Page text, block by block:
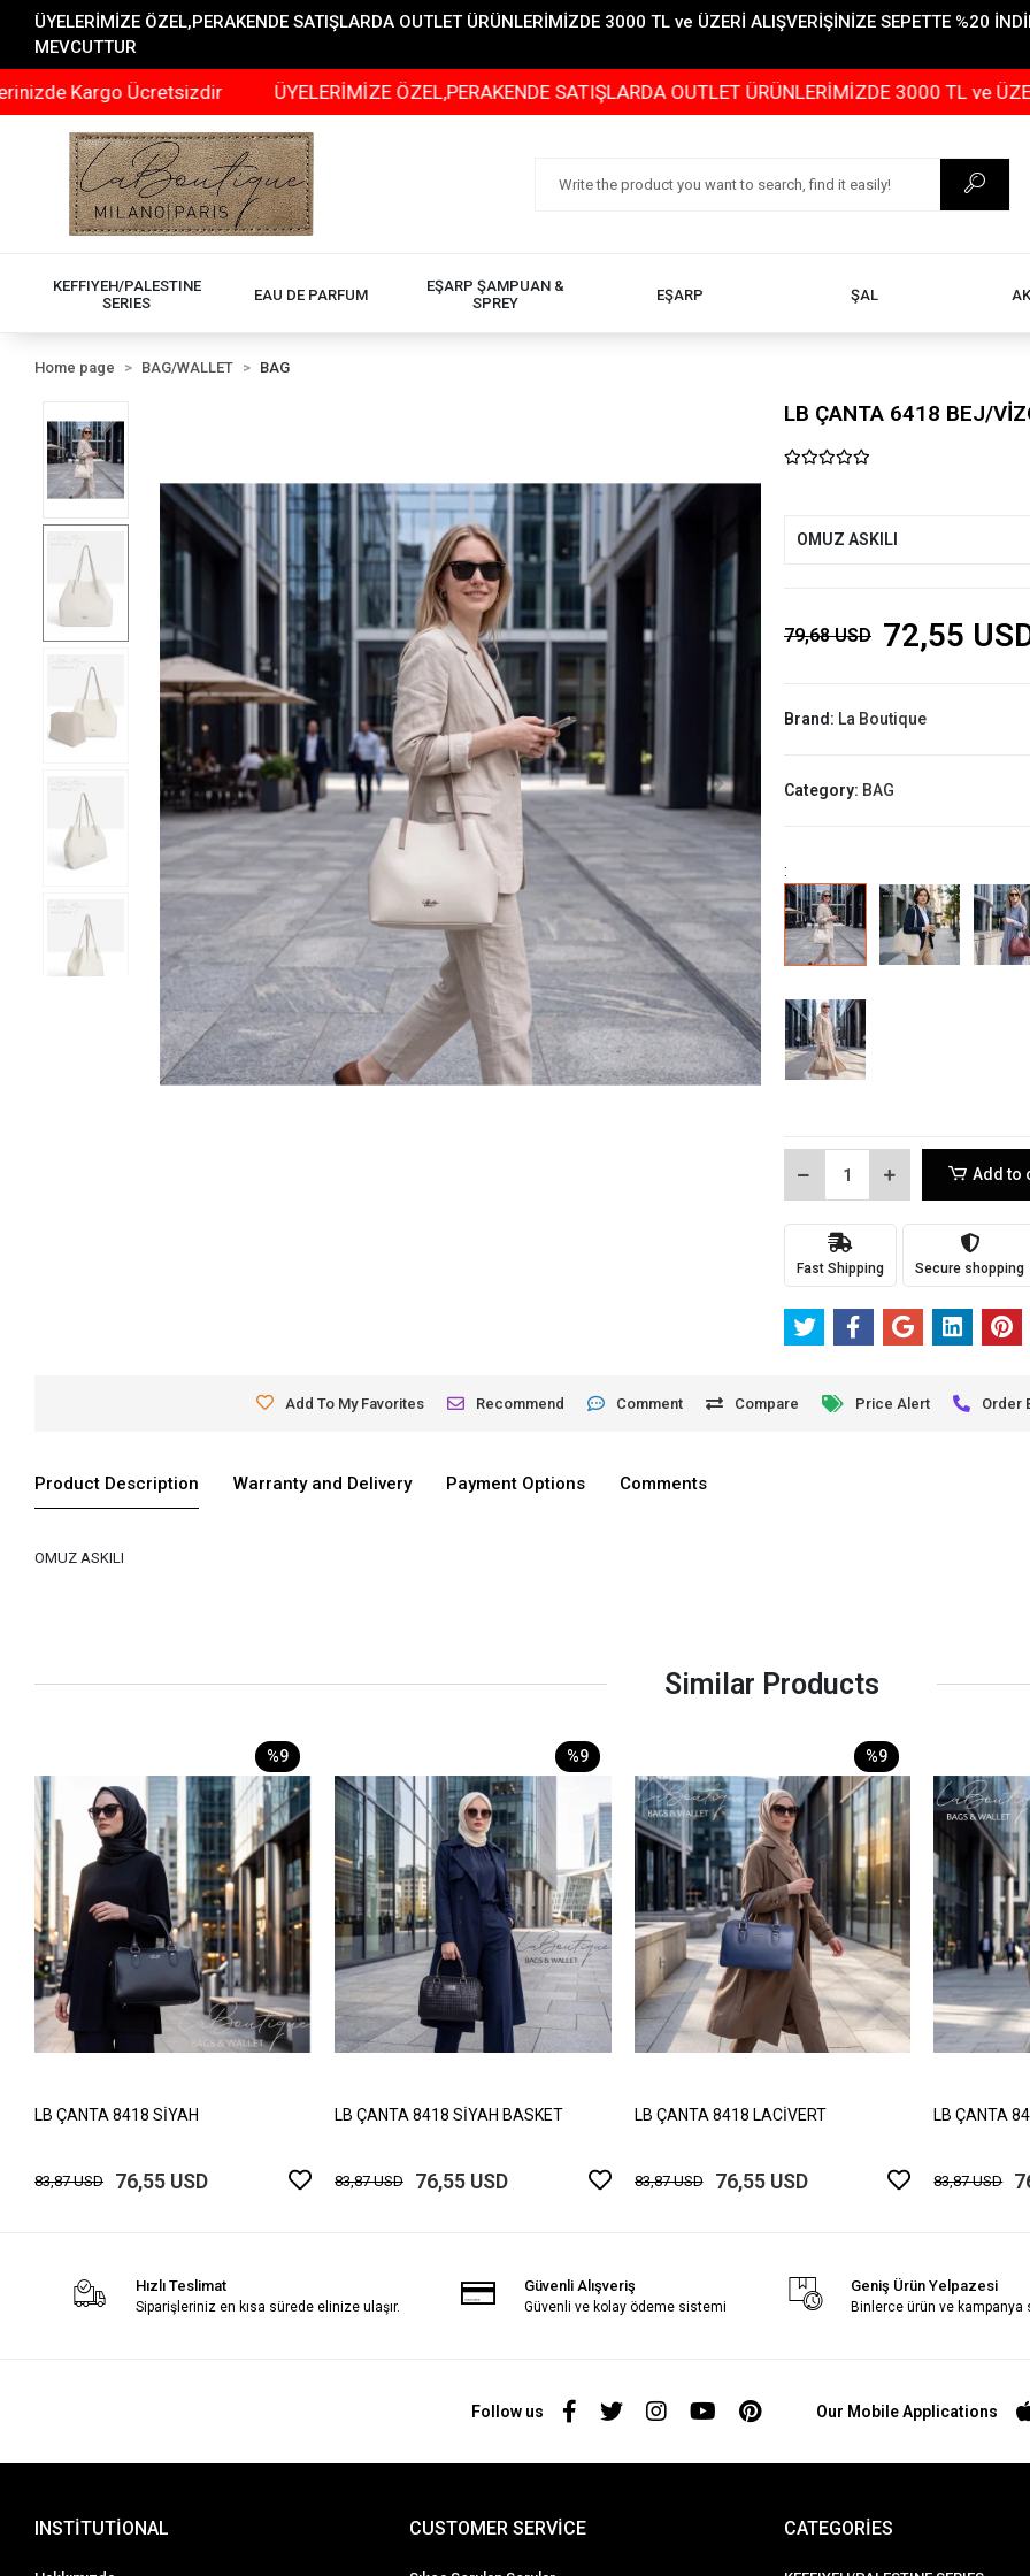
ÜYELERİMİZE ÖZEL,PERAKENDE SATIŞLARDA OUTLET ÜRÜNLERİMİZDE 3000 TL ve ÜZERİ ALIŞVERİŞİNİZE SEPETTE %20
MEVCUTTUR
Ücretsizdir ÜYELERİMİZE ÖZEL,PERAKENDE SATIŞLARDA OUTLET ÜRÜNLERİMİZDE 3000 TL ve ÜZERİ
KEFFIYEH/PALESTINE
SERIES
EAU DE PARFUM
EŞARP ŞAMPUAN &
SPREY
EŞARP ŞAL
Home page BAG/WALLET BAG
LB ÇANTA 6418 BEJ/
OMUZ ASKILI
79,68 USD 72,55
Brand: La Boutique
Category: BAG
:
Add to
Fast Shipping Secure shopping
Add To My Favorites Recommend Comment Compare Price Alert Order
Product Description Warranty and Delivery Payment Options Comments
OMUZ ASKILI
Similar Products
%9
LB ÇANTA 8418 SİYAH
83,87 USD 76,55 USD
%9
LB ÇANTA 8418 SİYAH BASKET
83,87 USD 76,55 USD
%9
LB ÇANTA 8418 LACİVERT
83,87 USD 76,55 USD
LB ÇANTA
83,87 USD
Hızlı Teslimat
Siparişleriniz en kısa sürede elinize ulaşır.
Güvenli Alışveriş
Güvenli ve kolay ödeme sistemi
Geniş Ürün Yelpazesi
Binlerce ürün ve kampanya
Follow us Our Mobile Applications
INSTİTUTİONAL CUSTOMER SERVİCE CATEGORİES